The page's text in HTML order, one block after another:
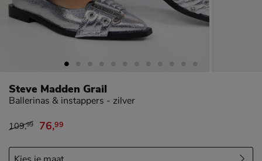
Steve Madden Grail
Ballerinas & instappers - zilver
van € 109,99 voor € 76,99
109,99 76,99